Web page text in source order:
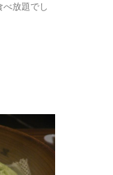
放題でし